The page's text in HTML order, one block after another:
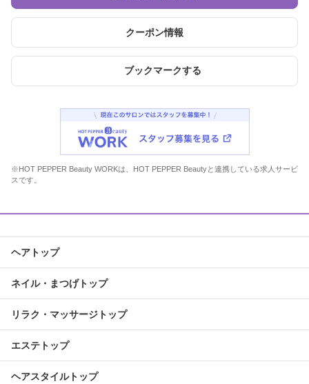
クーポン情報
ブックマークする
※HOT PEPPER Beauty WORKは、HOT PEPPER Beautyと連携している求人サービ
スです。
ヘアトップ
ネイル・まつげトップ
リラク・マッサージトップ
エステトップ
ヘアスタイルトップ